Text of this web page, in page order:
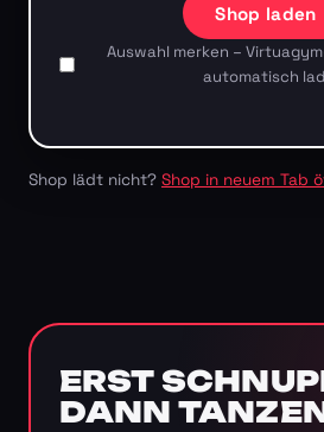
Shop laden
Auswahl merken –
automatisch
Shop lädt nicht? Shop in neuem Tab
ERST
DANN